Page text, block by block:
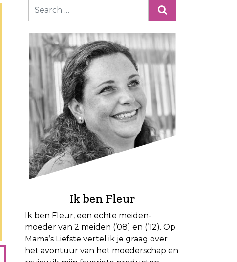
Ik ben Fleur
Ik ben Fleur, een echte meiden-
moeder van 2 meiden (’08) en (’12). Op
Mama’s Liefste vertel ik je graag over
het avontuur van het moederschap en